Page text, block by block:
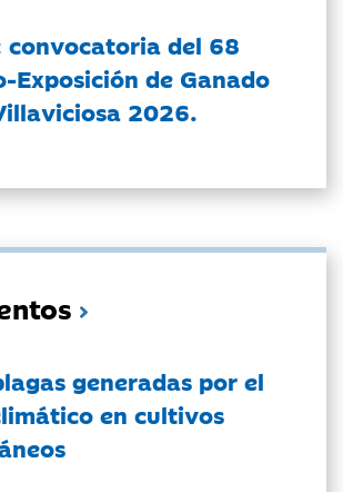
convocatoria del 68
Exposición de Ganado
2026.
generadas por el
en cultivos